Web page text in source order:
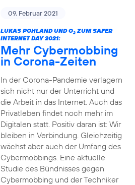
09. Februar 2021
LUKAS POHLAND UND O2ZUM SAFER
INTERNET DAY 2021:
Mehr Cybermobbing
in Corona-Zeiten
In der Corona-Pandemie verlagern
sich nicht nur der Unterricht und
die Arbeit in das Internet. Auch das
Privatleben findet noch mehr im
Digitalen statt. Positiv daran ist: Wir
bleiben in Verbindung. Gleichzeitig
wächst aber auch der Umfang des
Cybermobbings. Eine aktuelle
Studie des Bündnisses gegen
Cybermobbing und der Techniker